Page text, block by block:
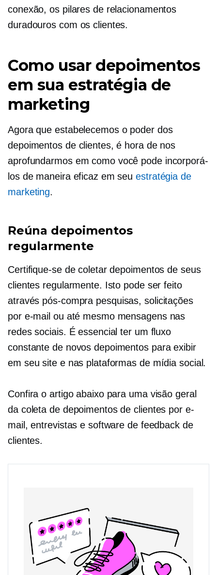
conexão, os pilares de relacionamentos
duradouros com os clientes.
Como usar depoimentos
em sua estratégia de
marketing
Agora que estabelecemos o poder dos
depoimentos de clientes, é hora de nos
aprofundarmos em como você pode incorporá-
los de maneira eficaz em seuestratégia de
marketing.
Reúna depoimentos
regularmente
Certifique-se de coletar depoimentos de seus
clientes regularmente. Isto pode ser feito
através pós-compra pesquisas, solicitações
por e-mail ou até mesmo mensagens nas
redes sociais. É essencial ter um fluxo
constante de novos depoimentos para exibir
em seu site e nas plataformas de mídia social.
Confira o artigo abaixo para uma visão geral
da coleta de depoimentos de clientes por e-
mail, entrevistas e software de feedback de
clientes.